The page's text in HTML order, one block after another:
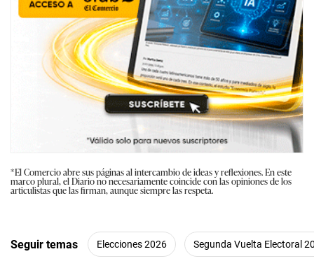
*El Comercio abre sus páginas al intercambio de ideas y reflexiones. En este
marco plural, el Diario no necesariamente coincide con las opiniones de los
articulistas que las firman, aunque siempre las respeta.
Seguir temas Elecciones 2026 Segunda Vuelta Electoral